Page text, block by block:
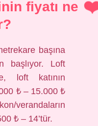
fiyatı ne
başına
başlıyor. Loft
loft katının
₺ – 15.000 ₺
verandaların
₺ – 14’tür.